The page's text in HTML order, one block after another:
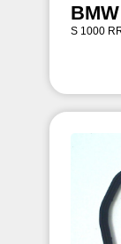
S 1000